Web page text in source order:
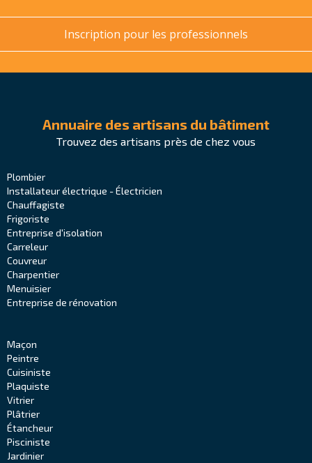
Inscription pour les professionnels
Annuaire des artisans du bâtiment
Trouvez des artisans près de chez vous
Plombier
Installateur électrique - Électricien
Chauffagiste
Frigoriste
Entreprise d'isolation
Carreleur
Couvreur
Charpentier
Menuisier
Entreprise de rénovation
Maçon
Peintre
Cuisiniste
Plaquiste
Vitrier
Plâtrier
Étancheur
Pisciniste
Jardinier